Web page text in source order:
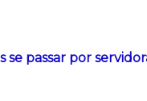
passar por